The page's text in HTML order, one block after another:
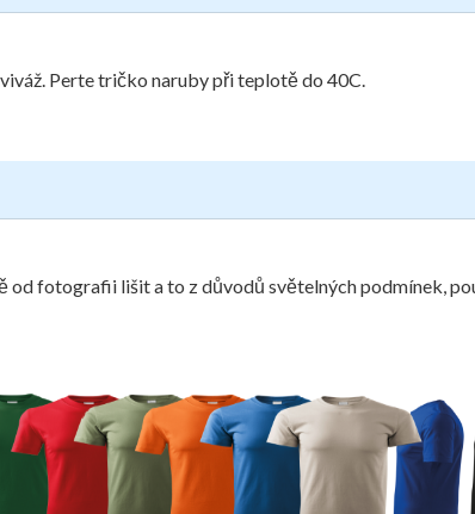
Perte tričko naruby při teplotě do 40C.
od fotografii lišit a to z důvodů světelných podmínek,